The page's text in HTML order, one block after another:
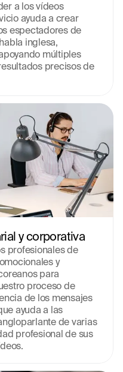
a los vídeos
ayuda a crear
espectadores de
inglesa,
múltiples
precisos de
y corporativa
profesionales de
y
para
proceso de
de los mensajes
ayuda a las
de varias
profesional de sus